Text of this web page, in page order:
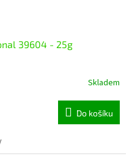
39604 - 25g
Skladem
Do košíku